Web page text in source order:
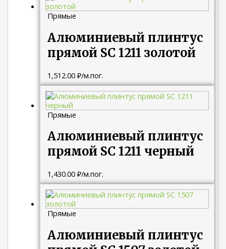
Прямые
Алюминиевый плинтус
прямой SC 1211 золотой
1,512.00₽/м.пог.
Прямые
Алюминиевый плинтус
прямой SC 1211 черный
1,430.00₽/м.пог.
Прямые
Алюминиевый плинтус